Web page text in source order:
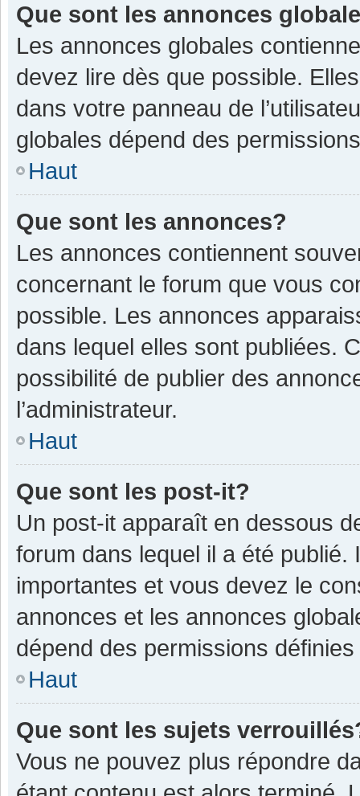
Que sont les annonces
Les annonces globales
devez lire dès que possible.
dans votre panneau de
globales dépend des
Haut
Que sont les annonces?
Les annonces contiennent
concernant le forum que vous
possible. Les annonces
dans lequel elles sont publiées.
possibilité de publier des
l’administrateur.
Haut
Que sont les post-it?
Un post-it apparaît en dessous
forum dans lequel il a été
importantes et vous devez le
annonces et les annonces
dépend des permissions définies
Haut
Que sont les sujets
Vous ne pouvez plus répondre